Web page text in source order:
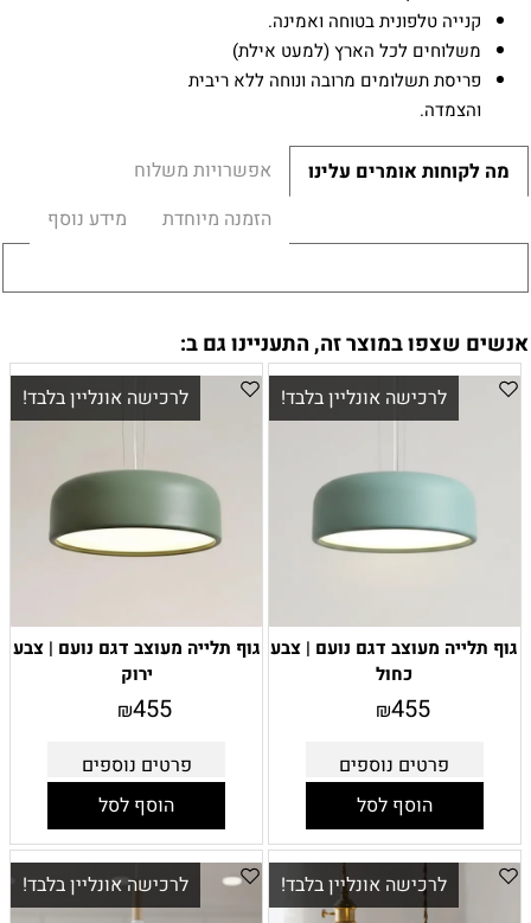
קנייה טלפונית בטוחה ואמינה.
משלוחים לכל הארץ (למעט אילת)
פריסת תשלומים מרובה ונוחה ללא ריבית
והצמדה.
מה לקוחות אומרים עלינו
אפשרויות משלוח
הזמנה מיוחדת
מידע נוסף
אנשים שצפו במוצר זה, התעניינו גם ב:
לרכישה אונליין בלבד!
גוף תלייה מעוצב דגם נועם | צבע
כחול
₪455
פרטים נוספים
הוסף לסל
לרכישה אונליין בלבד!
גוף תלייה מעוצב דגם נועם | צבע
ירוק
₪455
פרטים נוספים
הוסף לסל
לרכישה אונליין בלבד! לרכישה אונליין בלבד!